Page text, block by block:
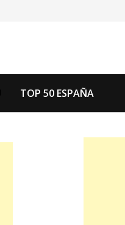
TOP 50 ESPAÑA